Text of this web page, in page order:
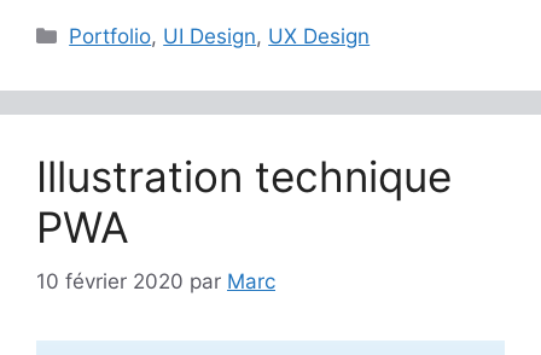
Catégories
Portfolio, UI Design, UX Design
Illustration technique
PWA
10 février 2020 par Marc